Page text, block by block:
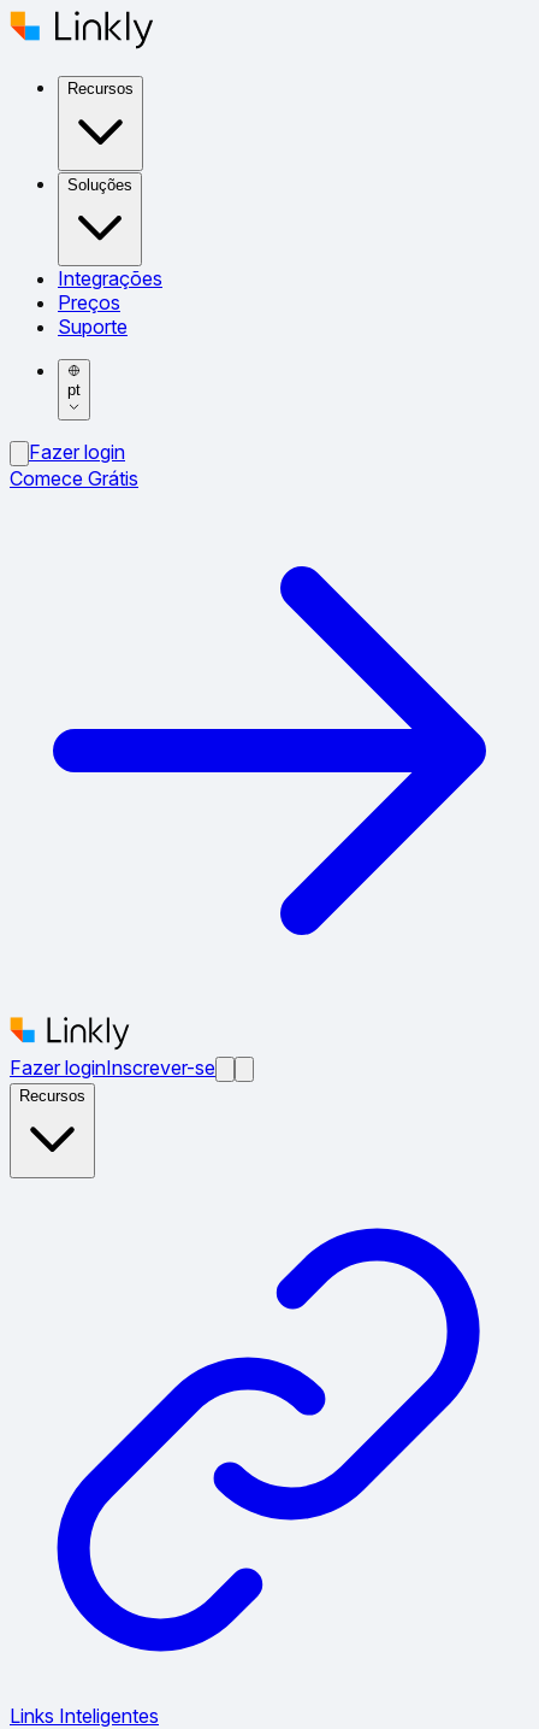
Recursos
Soluções
Integrações
Preços
Suporte
pt
Fazer login
Comece Grátis
Fazer loginInscrever-se
Recursos
Links Inteligentes